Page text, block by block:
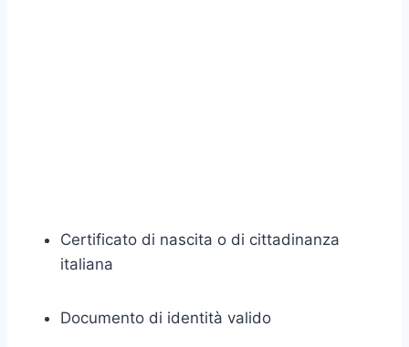
Certificato di nascita o di cittadinanza
italiana
Documento di identità valido